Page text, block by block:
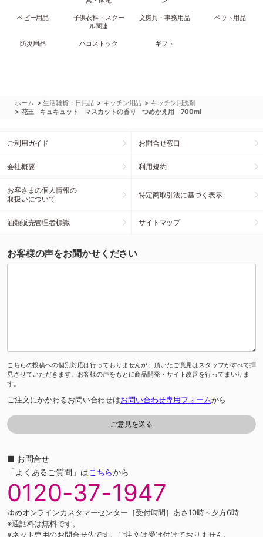
ベビー用品
子供衣料・スクー
ル関連
文房具・事務用品 ペット用品
防災用品 ハコストック ギフト
ホーム >生活雑貨・日用品 > キッチン用品 > キッチン用洗剤
> 花王 キュキュット マスカットの香り つめかえ用 700ml
ご利用ガイド お問合せ窓口
会社概要 利用規約
お客さまの個人情報の
取扱いについて
特定商取引法に基づく表示
酒類販売管理者標識 サイトマップ
お客様の声をお聞かせください
こちらの投稿への個別対応は行っておりませんが、頂いたご意見はスタッフがすべて拝
見させていただきます。お客様の声をもとに商品開発・サイト改善を行ってまいりま
す。
ご注文にかかわるお問い合わせはお問い合わせ専用フォームから
■ お問合せ
「よくあるご質問」はこちらから
0120-37-1947
ゆめオンラインカスタマーセンター［受付時間］あさ10時～夕方6時
※通話料は無料です。
※ネット専用のお問合せ先です。ご注文は受け付けておりません。